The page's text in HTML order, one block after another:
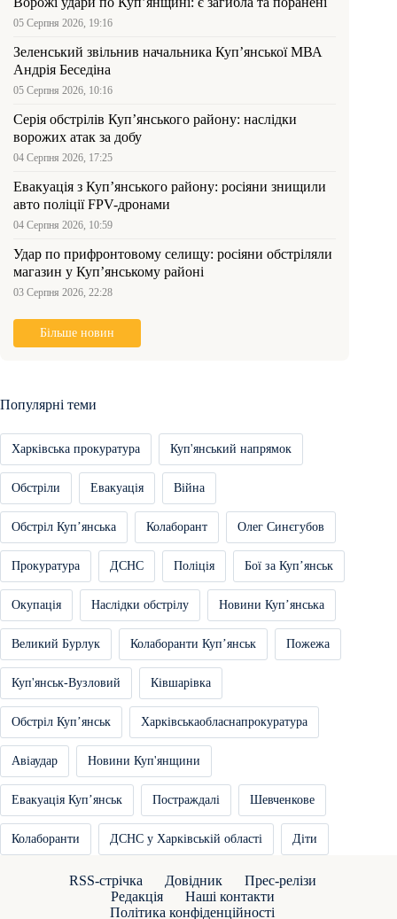
05 Серпня 2026, 19:16
Зеленський звільнив начальника Купʼянської МВА
Андрія Беседіна
05 Серпня 2026, 10:16
Серія обстрілів Куп’янського району: наслідки
ворожих атак за добу
04 Серпня 2026, 17:25
Евакуація з Куп’янського району: росіяни знищили
авто поліції FPV-дронами
04 Серпня 2026, 10:59
Удар по прифронтовому селищу: росіяни обстріляли
магазин у Куп’янському районі
03 Серпня 2026, 22:28
Більше новин
Популярні теми
Харківська прокуратура Куп'янський напрямок
Обстріли Евакуація Війна
Обстріл Купʼянська Колаборант Олег Синєгубов
Прокуратура ДСНС Поліція Бої за Купʼянськ
Окупація Наслідки обстрілу Новини Купʼянська
Великий Бурлук Колаборанти Купʼянськ Пожежа
Куп'янськ-Вузловий Ківшарівка
Обстріл Купʼянськ Харківськаобласнапрокуратура
Авіаудар Новини Куп'янщини
Евакуація Купʼянськ Постраждалі Шевченкове
Колаборанти ДСНС у Харківській області Діти
RSS-стрічка Довідник
Прес-релізи
Редакція
Наші контакти
Політика конфіденційності